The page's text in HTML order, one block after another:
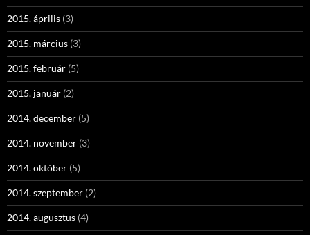
2015. április (3)
2015. március (3)
2015. február (5)
2015. január (2)
2014. december (5)
2014. november (3)
2014. október (5)
2014. szeptember (2)
2014. augusztus (4)